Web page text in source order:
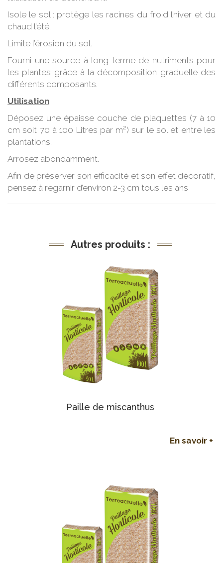
Isole le sol : protège les racines du froid l’hiver et du
chaud l’été.
Limite l’érosion du sol.
Fourni une source à long terme de nutriments pour
les plantes grâce à la décomposition graduelle des
différents composants.
Utilisation
Déposez une épaisse couche de plaquettes (7 à 10
cm soit 70 à 100 Litres par m²) sur le sol et entre les
plantations.
Arrosez abondamment.
Afin de préserver son efficacité et son effet décoratif,
pensez à regarnir d’environ 2-3 cm tous les ans
Autres produits :
Paille de miscanthus
En savoir +